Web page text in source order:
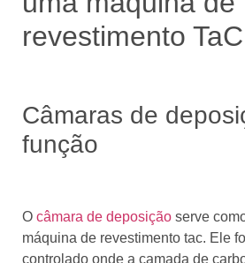
revestimento TaC
Câmaras de
função
O câmara de deposição serve
máquina de revestimento tac. Ele
controlado onde a camada de